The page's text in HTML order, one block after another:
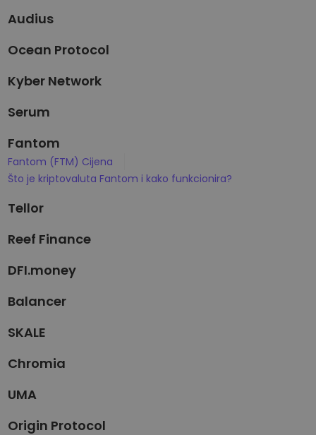
Audius
Ocean Protocol
Kyber Network
Serum
Fantom
Fantom (FTM) Cijena
Što je kriptovaluta Fantom i kako funkcionira?
Tellor
Reef Finance
DFI.money
Balancer
SKALE
Chromia
UMA
Origin Protocol